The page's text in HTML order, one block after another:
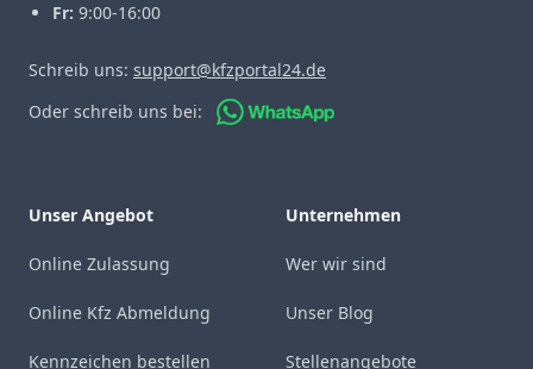
Fr: 9:00-16:00
Schreib uns: support@kfzportal24.de
Oder schreib uns bei:
Unser Angebot
Online Zulassung
Online Kfz Abmeldung
Kennzeichen bestellen
Unternehmen
Wer wir sind
Unser Blog
Stellenangebote